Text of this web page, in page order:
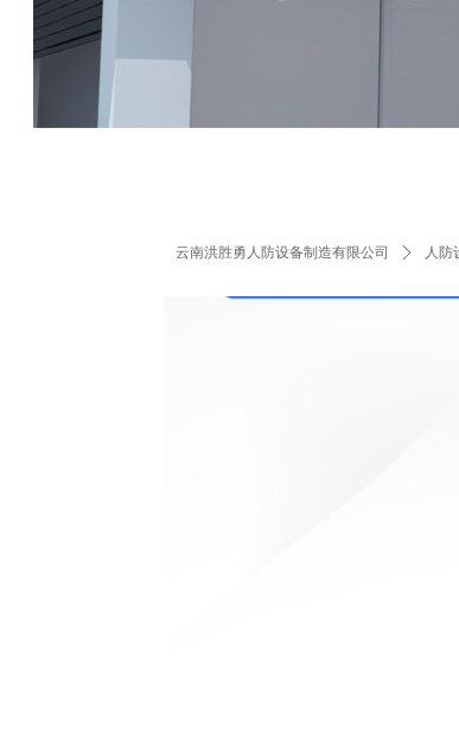
云南洪胜勇人防设备制造有限公司 ꄲ 人防